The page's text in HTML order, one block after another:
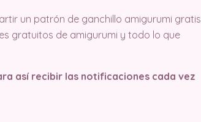
un patrón de ganchillo amigurumi gratis
gratuitos de amigurumi y todo lo que
así recibir las notificaciones cada vez